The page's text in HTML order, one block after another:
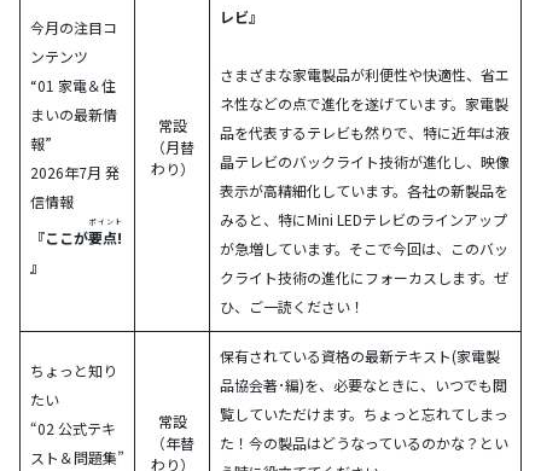
今月の注目コ
ンテンツ
“01 家電＆住
まいの最新情
報”
2026年7月 発
信情報
『ここが要点!
ポイント
』
常設
（月替
わり）
レビ』
さまざまな家電製品が利便性や快適性、省エ
ネ性などの点で進化を遂げています。家電製
品を代表するテレビも然りで、特に近年は液
晶テレビのバックライト技術が進化し、映像
表示が高精細化しています。各社の新製品を
みると、特にMini LEDテレビのラインアップ
が急増しています。そこで今回は、このバッ
クライト技術の進化にフォーカスします。ぜ
ひ、ご一読ください！
ちょっと知り
たい
“02 公式テキ
スト＆問題集”
常設
（年替
わり）
保有されている資格の最新テキスト(家電製
品協会著･編)を、必要なときに、いつでも閲
覧していただけます。ちょっと忘れてしまっ
た！今の製品はどうなっているのかな？とい